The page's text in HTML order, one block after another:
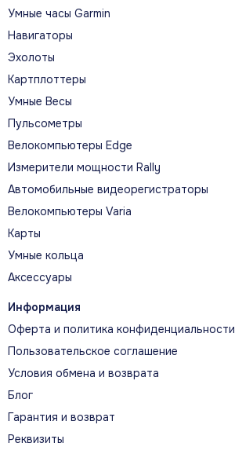
Умные часы Garmin
Навигаторы
Эхолоты
Картплоттеры
Умные Весы
Пульсометры
Велокомпьютеры Edge
Измерители мощности Rally
Автомобильные видеорегистраторы
Велокомпьютеры Varia
Карты
Умные кольца
Аксессуары
Информация
Оферта и политика конфиденциальности
Пользовательское соглашение
Условия обмена и возврата
Блог
Гарантия и возврат
Реквизиты